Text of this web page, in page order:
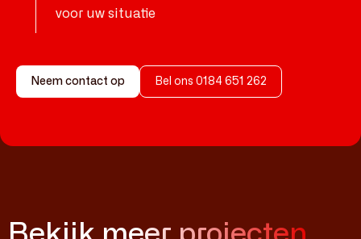
voor uw situatie
Neem contact op Bel ons 0184 651 262